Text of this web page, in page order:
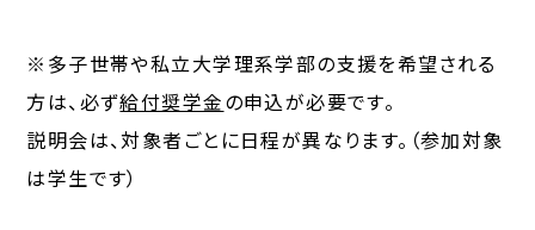
※多子世帯や私立大学理系学部の支援を希望される
方は、必ず給付奨学金の申込が必要です。
説明会は、対象者ごとに日程が異なります。（参加対象
は学生です）